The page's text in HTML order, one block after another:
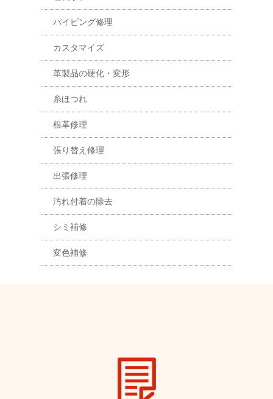
パイピング修理
カスタマイズ
革製品の硬化・変形
糸ほつれ
根革修理
張り替え修理
出張修理
汚れ付着の除去
シミ補修
変色補修